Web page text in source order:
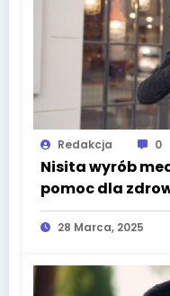
Redakcja 0
Nisita wyrób
pomoc dla
28 Marca, 2025